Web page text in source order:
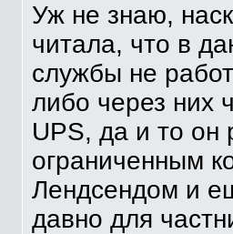
Уж не знаю,
читала, что в
службы не
либо через них
UPS, да и то он
ограниченным
Лендсендом и
давно для